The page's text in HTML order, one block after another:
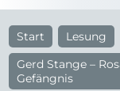
Start
Lesung
Gerd Stange –
Gefängnis